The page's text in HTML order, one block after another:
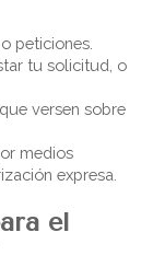
peticiones.
tu solicitud, o
versen sobre
medios
expresa.
el